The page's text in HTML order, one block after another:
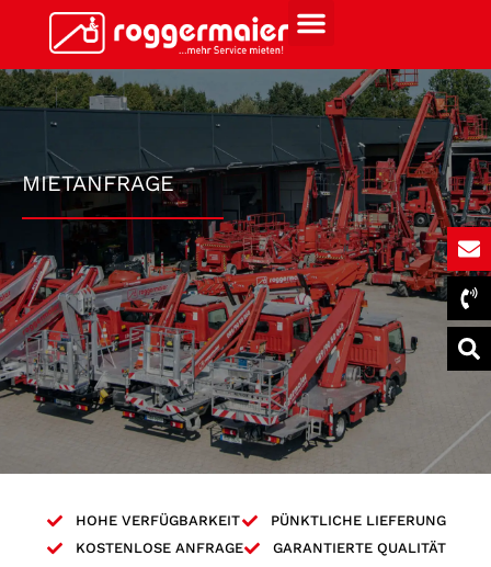
MIETANFRAGE
HOHE VERFÜGBARKEIT
PÜNKTLICHE LIEFERUNG
KOSTENLOSE ANFRAGE
GARANTIERTE QUALITÄT